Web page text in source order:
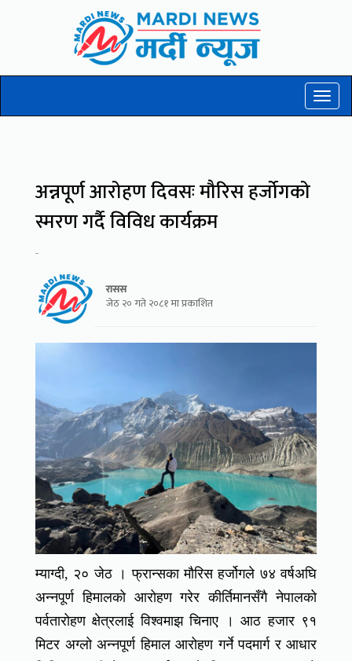
Toggle
अन्नपूर्ण आरोहण दिवसः मौरिस हर्जोगको
स्मरण गर्दै विविध कार्यक्रम
-
रासस
जेठ २० गते २०८१ मा प्रकाशित
म्याग्दी, २० जेठ । फ्रान्सका मौरिस हर्जोगले ७४ वर्षअघि
अन्नपूर्ण हिमालको आरोहण गरेर कीर्तिमानसँगै नेपालको
पर्वतारोहण क्षेत्रलाई विश्वमाझ चिनाए । आठ हजार ९१
मिटर अग्लो अन्नपूर्ण हिमाल आरोहण गर्ने पदमार्ग र आधार